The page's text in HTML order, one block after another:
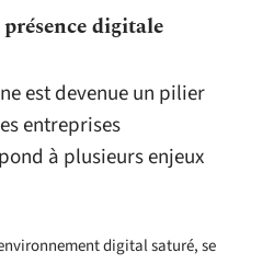
digitale
est devenue un pilier
entreprises
à plusieurs enjeux
digital saturé, se